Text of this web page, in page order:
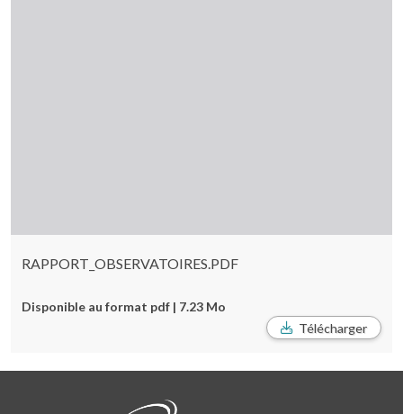
RAPPORT_OBSERVATOIRES.PDF
Disponible au format pdf | 7.23 Mo
Télécharger